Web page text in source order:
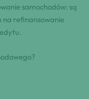
samochodów: są
refinansowanie